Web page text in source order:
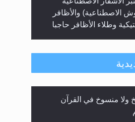
الاصطناعية) والأظافر
وطلاء الأظافر حاجبا
حول الزكاة وفق السنة
أو الهجرية؟
فتح مشروع كوافير نسائي
وغير المحجبات؟
ولا منسوخ في القرآن